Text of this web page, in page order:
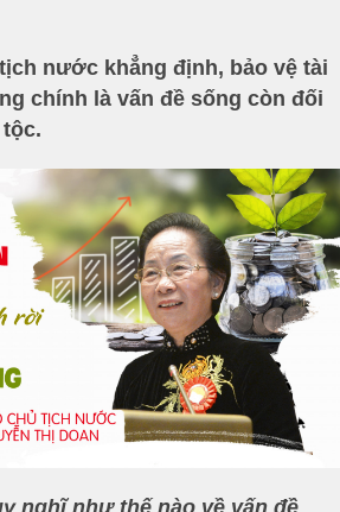
nước khẳng định, bảo vệ tài
chính là vấn đề sống còn đối
nghĩ như thế nào về vấn đề